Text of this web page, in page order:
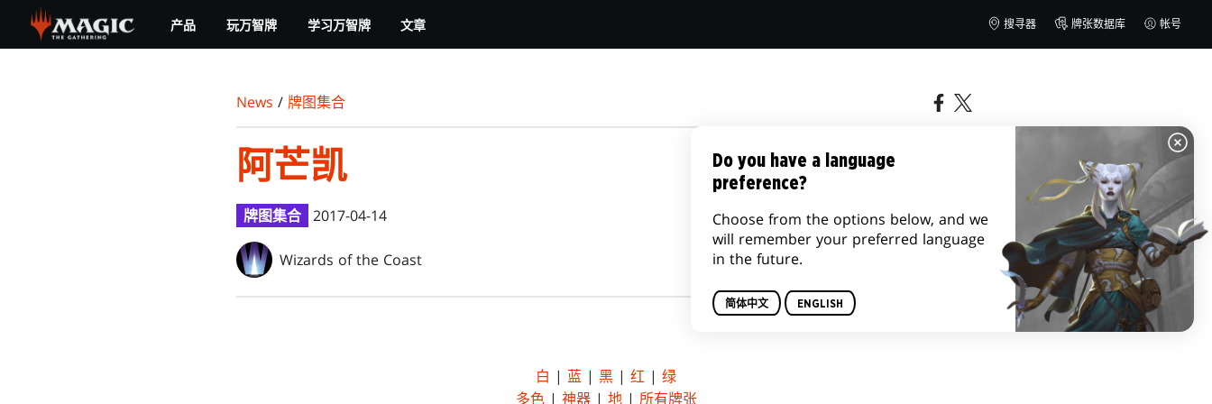
main
产品 玩万智牌 学习万智牌 文章 搜寻器 牌张数据库 帐号
News / 牌图集合
阿芒凯
牌图集合 2017-04-14
Wizards of the Coast
白 | 蓝 | 黑 | 红 | 绿
多色| 神器| 地| 所有牌张
Do you have a language
preference?
Choose from the options below, and we
will remember your preferred language
in the future.
简体中文 ENGLISH